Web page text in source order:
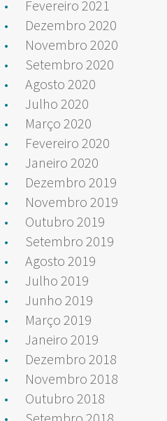
Fevereiro 2021
Dezembro 2020
Novembro 2020
Setembro 2020
Agosto 2020
Julho 2020
Março 2020
Fevereiro 2020
Janeiro 2020
Dezembro 2019
Novembro 2019
Outubro 2019
Setembro 2019
Agosto 2019
Julho 2019
Junho 2019
Março 2019
Janeiro 2019
Dezembro 2018
Novembro 2018
Outubro 2018
Setembro 2018